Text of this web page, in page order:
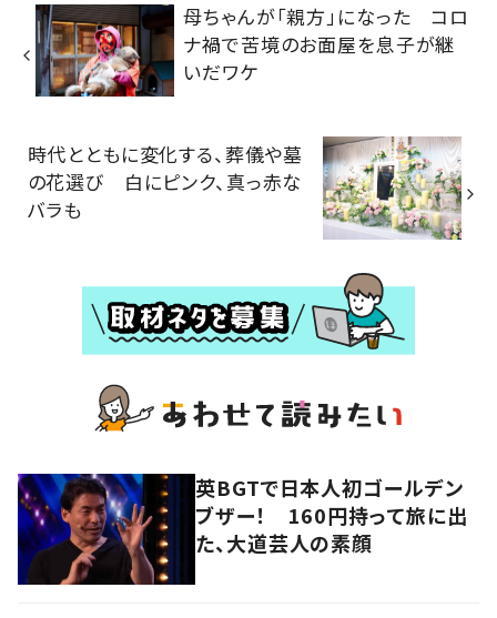
母ちゃんが「親方」になった コロ
ナ禍で苦境のお面屋を息子が継
いだワケ
時代とともに変化する、葬儀や墓
の花選び 白にピンク、真っ赤な
バラも
英BGTで日本人初ゴールデン
ブザー！ 160円持って旅に出
た、大道芸人の素顔